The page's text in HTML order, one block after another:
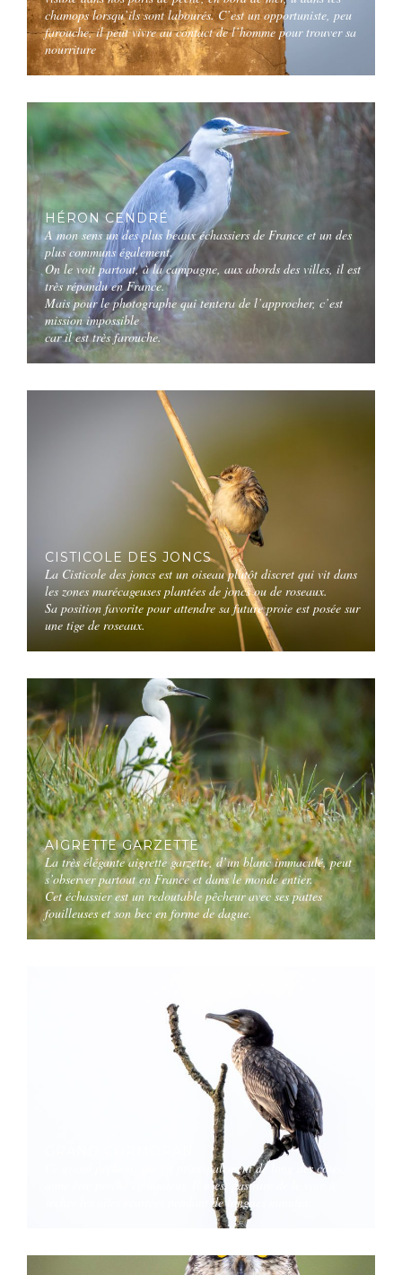
chamops lorsqu’ils sont labourés. C’est un opportuniste, peu
farouche, il peut vivre au contact de l’homme pour trouver sa
nourriture
HÉRON CENDRÉ
A mon sens un des plus beaux échassiers de France et un des
plus communs également.
On le voit partout, à la campagne, aux abords des villes, il est
très répandu en France.
Mais pour le photographe qui tentera de l’approcher, c’est
mission impossible
car il est très farouche.
CISTICOLE DES JONCS
La Cisticole des joncs est un oiseau plutôt discret qui vit dans
les zones marécageuses plantées de joncs ou de roseaux.
Sa position favorite pour attendre sa future proie est posée sur
une tige de roseaux.
AIGRETTE GARZETTE
La très élégante aigrette garzette, d’un blanc immaculé, peut
s’observer partout en France et dans le monde entier.
Cet échassier est un redoutable pêcheur avec ses pattes
fouilleuses et son bec en forme de dague.
Ce grand pêcheur, qui vit principalement de long des côtes,
aime être perché en hauteur. Il n’est pas rare de le voir se
sécher les ailes écartées pendant de longues minutes.